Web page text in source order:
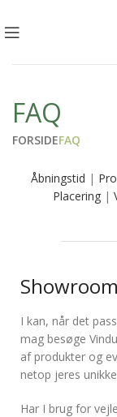
FAQ
FORSIDEFAQ
Åbningstid |
Placering |
I kan, når det
mag besøge
af produkter og
netop jeres
Har I brug for